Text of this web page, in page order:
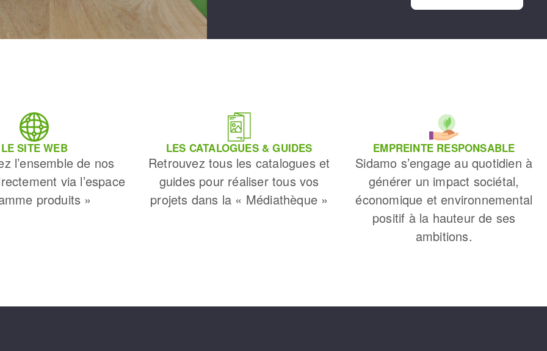
LE SITE WEB
l’ensemble de nos
via l’espace
produits »
LES CATALOGUES & GUIDES
Retrouvez tous les catalogues et
guides pour réaliser tous vos
projets dans la « Médiathèque »
EMPREINTE RESPONSABLE
Sidamo s’engage au quotidien à
générer un impact sociétal,
économique et environnemental
positif à la hauteur de ses
ambitions.